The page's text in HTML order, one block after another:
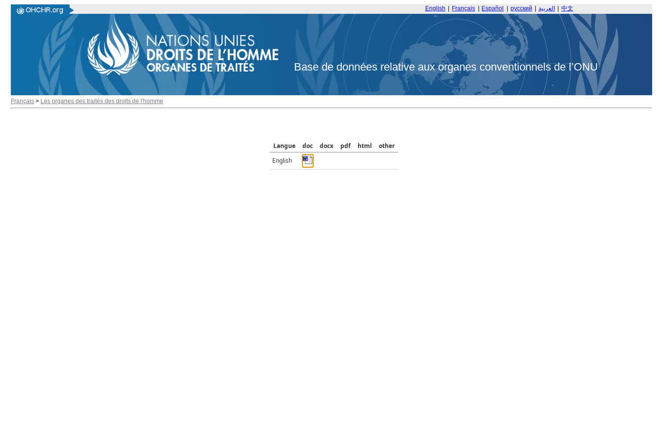
English Français Español русский العربية 中文
Base de données relative aux organes conventionnels de l’ONU
Français > Les organes des traités des droits de l'homme
Langue doc docx pdf html
other
English